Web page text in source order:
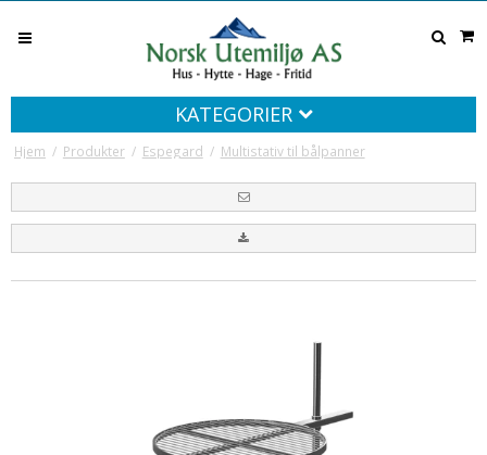
KATEGORIER
Hjem / Produkter / Espegard / Multistativ til bålpanner